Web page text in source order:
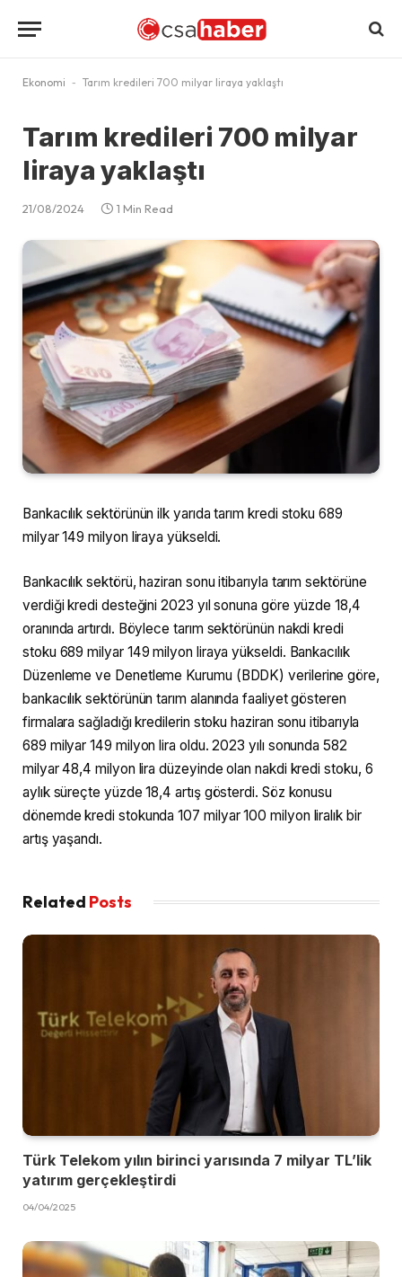
Ekonomi - Tarım kredileri 700 milyar liraya yaklaştı
Tarım kredileri 700 milyar
liraya yaklaştı
21/08/2024 1 Min Read
Bankacılık sektörünün ilk yarıda tarım kredi stoku 689
milyar 149 milyon liraya yükseldi.
Bankacılık sektörü, haziran sonu itibarıyla tarım sektörüne
verdiği kredi desteğini 2023 yıl sonuna göre yüzde 18,4
oranında artırdı. Böylece tarım sektörünün nakdi kredi
stoku 689 milyar 149 milyon liraya yükseldi. Bankacılık
Düzenleme ve Denetleme Kurumu (BDDK) verilerine göre,
bankacılık sektörünün tarım alanında faaliyet gösteren
firmalara sağladığı kredilerin stoku haziran sonu itibarıyla
689 milyar 149 milyon lira oldu. 2023 yılı sonunda 582
milyar 48,4 milyon lira düzeyinde olan nakdi kredi stoku, 6
aylık süreçte yüzde 18,4 artış gösterdi. Söz konusu
dönemde kredi stokunda 107 milyar 100 milyon liralık bir
artış yaşandı.
Related Posts
Türk Telekom yılın birinci yarısında 7 milyar TL’lik
yatırım gerçekleştirdi
04/04/2025